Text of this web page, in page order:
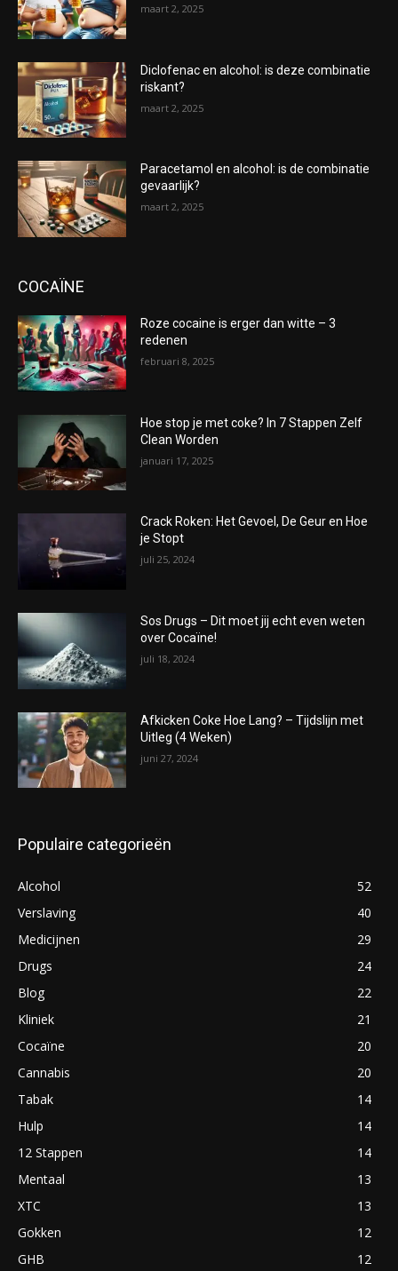
maart 2, 2025
Diclofenac en alcohol: is deze combinatie
riskant?
maart 2, 2025
Paracetamol en alcohol: is de combinatie
gevaarlijk?
maart 2, 2025
COCAÏNE
Roze cocaine is erger dan witte – 3
redenen
februari 8, 2025
Hoe stop je met coke? In 7 Stappen Zelf
Clean Worden
januari 17, 2025
Crack Roken: Het Gevoel, De Geur en Hoe
je Stopt
juli 25, 2024
Sos Drugs – Dit moet jij echt even weten
over Cocaïne!
juli 18, 2024
Afkicken Coke Hoe Lang? – Tijdslijn met
Uitleg (4 Weken)
juni 27, 2024
Populaire categorieën
Alcohol
52
Verslaving
40
Medicijnen
29
Drugs
24
Blog
22
Kliniek
21
Cocaïne
20
Cannabis
20
Tabak
14
Hulp
14
12 Stappen
14
Mentaal
13
XTC
13
Gokken
12
GHB
12